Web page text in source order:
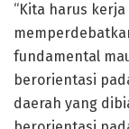
“Kita harus
fundamental
berorientasi
daerah yang